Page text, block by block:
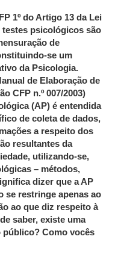
1º do Artigo 13 da Lei
testes psicológicos são
de
se um
da Psicologia.
de Elaboração de
CFP n.º 007/2003)
(AP) é entendida
de coleta de dados,
a respeito dos
resultantes da
utilizando-se,
– métodos,
dizer que a AP
se restringe apenas ao
ao que diz respeito à
saber, existe uma
público? Como vocês